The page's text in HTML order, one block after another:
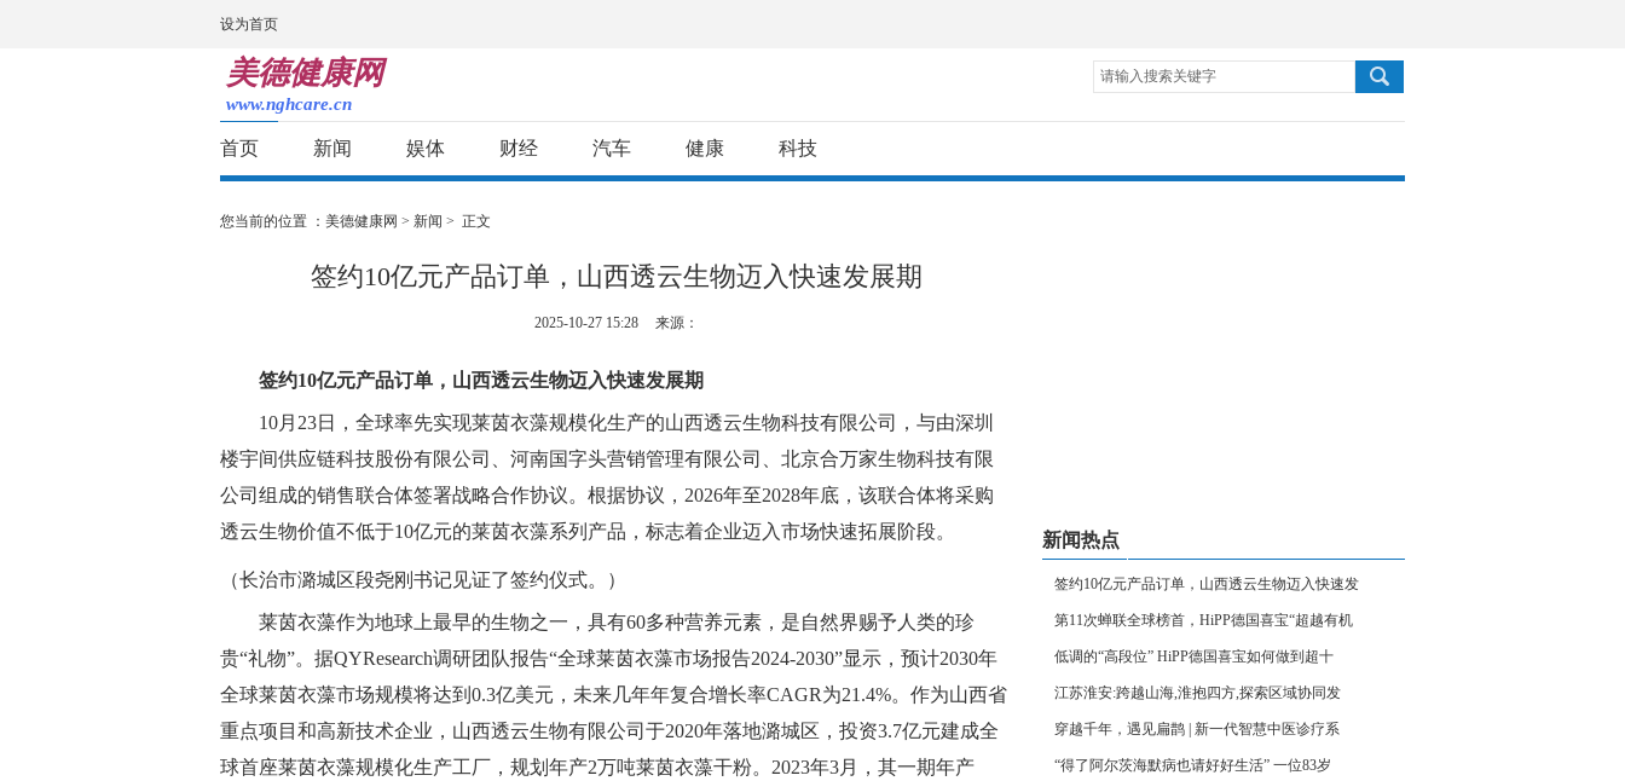
设为首页
美德健康网
www.nghcare.cn
请输入搜索关键字
首页 新闻 娱体 财经 汽车 健康 科技
您当前的位置 ： 美德健康网 > 新闻 > 正文
签约10亿元产品订单，山西透云生物迈入快速发展期
2025-10-27 15:28 来源：
签约10亿元产品订单 ， 山西透云生物迈入快速发展期
10月23日，全球率先实现莱茵衣藻规模化生产的山西透云生物科技有限公司，与由深圳
楼宇间供应链科技股份有限公司、河南国字头营销管理有限公司、北京合万家生物科技有限
公司组成的销售联合体签署战略合作协议。根据协议，2026年至2028年底，该联合体将采购
透云生物价值不低于10亿元的莱茵衣藻系列产品，标志着企业迈入市场快速拓展阶段。
（长治市潞城区段尧刚书记见证了签约仪式。）
莱茵衣藻作为地球上最早的生物之一，具有60多种营养元素，是自然界赐予人类的珍
贵“礼物”。据QYResearch调研团队报告“全球莱茵衣藻市场报告2024-2030”显示，预计2030年
全球莱茵衣藻市场规模将达到0.3亿美元，未来几年年复合增长率CAGR为21.4%。作为山西省
重点项目和高新技术企业，山西透云生物有限公司于2020年落地潞城区，投资3.7亿元建成全
球首座莱茵衣藻规模化生产工厂，规划年产2万吨莱茵衣藻干粉。2023年3月，其一期年产
新闻热点
签约10亿元产品订单，山西透云生物迈入快速发
第11次蝉联全球榜首，HiPP德国喜宝“超越有机
低调的“高段位” HiPP德国喜宝如何做到超十
江苏淮安:跨越山海,淮抱四方,探索区域协同发
穿越千年，遇见扁鹊 | 新一代智慧中医诊疗系
“得了阿尔茨海默病也请好好生活” 一位83岁